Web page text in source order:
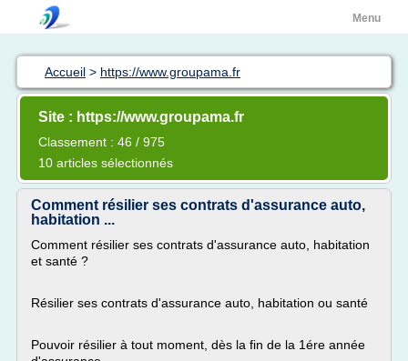
Menu
Accueil > https://www.groupama.fr
Site : https://www.groupama.fr
Classement : 46 / 975
10 articles sélectionnés
Comment résilier ses contrats d'assurance auto,
habitation ...
Comment résilier ses contrats d'assurance auto, habitation
et santé ?
Résilier ses contrats d'assurance auto, habitation ou santé
Pouvoir résilier à tout moment, dès la fin de la 1ére année